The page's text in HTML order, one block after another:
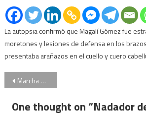
La autopsia confirmó que Magalí Gómez fue
moretones y lesiones de defensa en los
presentaba arañazos en el cuello y cuero
Navegación
de
Marcha por Fernando Báez Sosa en Buenos Aires
One thought on “Nadador